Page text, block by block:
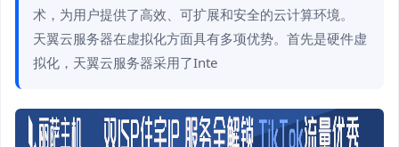
术，为用户提供了高效、可扩展和安全的云计算环境。
天翼云服务器在虚拟化方面具有多项优势。首先是硬件虚
拟化，天翼云服务器采用了Inte